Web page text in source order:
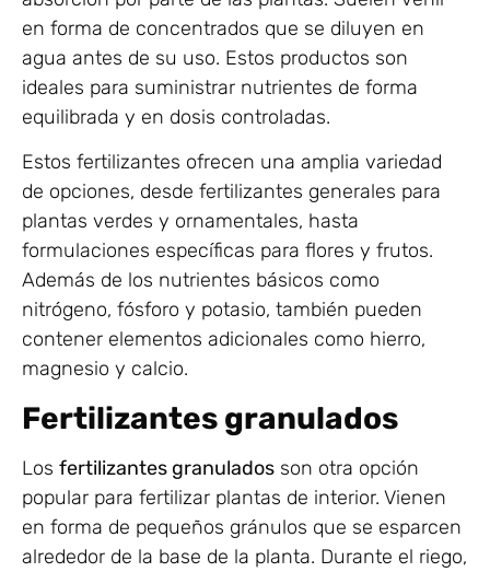
en forma de concentrados que se diluyen en
agua antes de su uso. Estos productos son
ideales para suministrar nutrientes de forma
equilibrada y en dosis controladas.
Estos fertilizantes ofrecen una amplia variedad
de opciones, desde fertilizantes generales para
plantas verdes y ornamentales, hasta
formulaciones específicas para flores y frutos.
Además de los nutrientes básicos como
nitrógeno, fósforo y potasio, también pueden
contener elementos adicionales como hierro,
magnesio y calcio.
Fertilizantes granulados
Los fertilizantes granulados son otra opción
popular para fertilizar plantas de interior. Vienen
en forma de pequeños gránulos que se esparcen
alrededor de la base de la planta. Durante el riego,